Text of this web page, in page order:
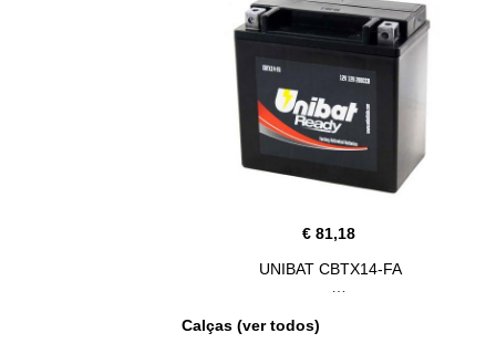
€ 81,18
UNIBAT CBTX14-FA
Calças (ver todos)